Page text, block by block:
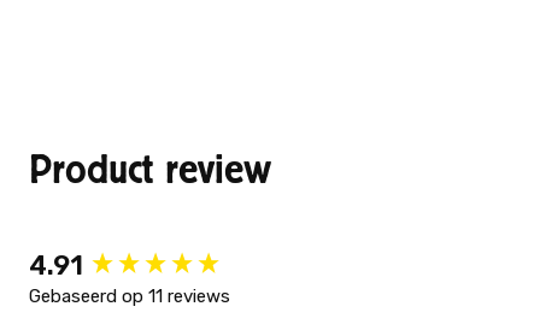
Product review
4.91
Gebaseerd op 11 reviews
New content loaded